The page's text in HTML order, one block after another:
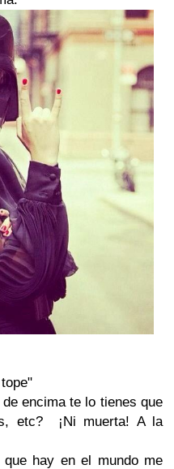
encima te lo tienes que
etc? ¡Ni muerta! A la
hay en el mundo me